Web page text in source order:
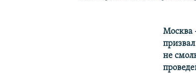
Москва
не